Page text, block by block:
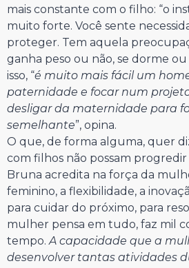
mais constante com o filho: “o
muito forte. Você sente
proteger. Tem aquela
ganha peso ou não, se dorme
isso, “é muito mais fácil um
paternidade e focar num
desligar da maternidade para
semelhante”, opina.
O que, de forma alguma, quer
com filhos não possam
Bruna acredita na força da
feminino, a flexibilidade, a
para cuidar do próximo, para
mulher pensa em tudo, faz mil
tempo. A capacidade que a
desenvolver tantas atividades